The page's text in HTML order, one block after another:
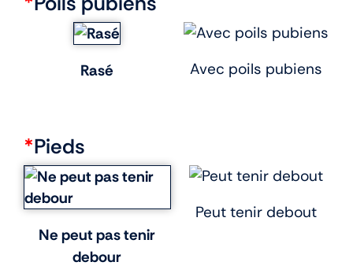
Rasé Avec poils pubiens
*Pieds
Ne peut pas tenir
debour
Peut tenir debout